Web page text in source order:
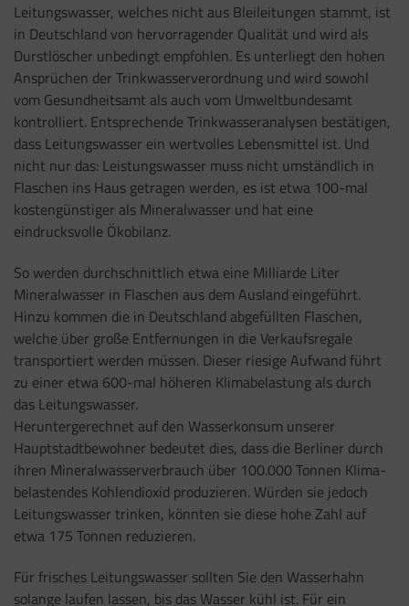
Leitungswasser, welches nicht aus Bleileitungen stammt, ist
in Deutschland von hervorragender Qualität und wird als
Durstlöscher unbedingt empfohlen. Es unterliegt den hohen
Ansprüchen der Trinkwasserverordnung und wird sowohl
vom Gesundheitsamt als auch vom Umweltbundesamt
kontrolliert. Entsprechende Trinkwasseranalysen bestätigen,
dass Leitungswasser ein wertvolles Lebensmittel ist. Und
nicht nur das: Leistungswasser muss nicht umständlich in
Flaschen ins Haus getragen werden, es ist etwa 100-mal
kostengünstiger als Mineralwasser und hat eine
eindrucksvolle Ökobilanz.
So werden durchschnittlich etwa eine Milliarde Liter
Mineralwasser in Flaschen aus dem Ausland eingeführt.
Hinzu kommen die in Deutschland abgefüllten Flaschen,
welche über große Entfernungen in die Verkaufsregale
transportiert werden müssen. Dieser riesige Aufwand führt
zu einer etwa 600-mal höheren Klimabelastung als durch
das Leitungswasser.
Heruntergerechnet auf den Wasserkonsum unserer
Hauptstadtbewohner bedeutet dies, dass die Berliner durch
ihren Mineralwasserverbrauch über 100.000 Tonnen Klima-
belastendes Kohlendioxid produzieren. Würden sie jedoch
Leitungswasser trinken, könnten sie diese hohe Zahl auf
etwa 175 Tonnen reduzieren.
Für frisches Leitungswasser sollten Sie den Wasserhahn
solange laufen lassen, bis das Wasser kühl ist. Für ein